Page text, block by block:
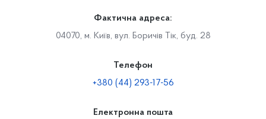
Фактична адреса:
04070, м. Київ, вул. Боричів Тік, буд. 28
Телефон
+380 (44) 293-17-56
Електронна пошта